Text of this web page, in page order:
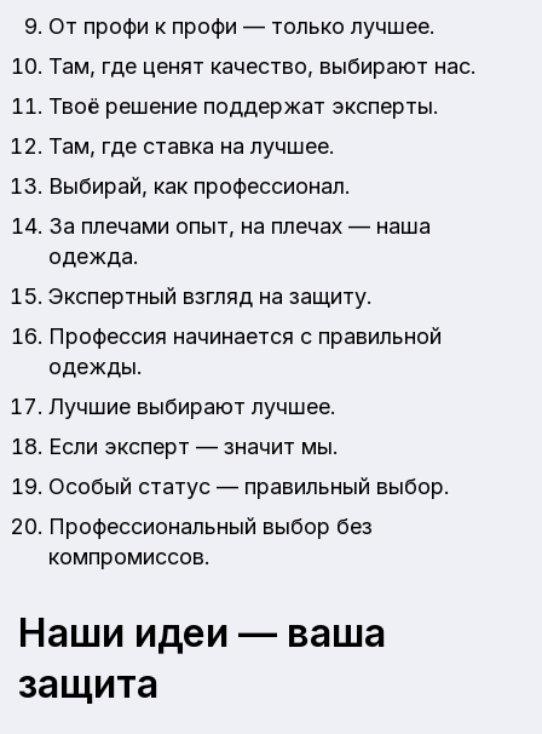
От профи к профи — только лучшее.
Там, где ценят качество, выбирают нас.
Твоё решение поддержат эксперты.
Там, где ставка на лучшее.
Выбирай, как профессионал.
За плечами опыт, на плечах — наша
одежда.
Экспертный взгляд на защиту.
Профессия начинается с правильной
одежды.
Лучшие выбирают лучшее.
Если эксперт — значит мы.
Особый статус — правильный выбор.
Профессиональный выбор без
компромиссов.
Наши идеи — ваша
защита